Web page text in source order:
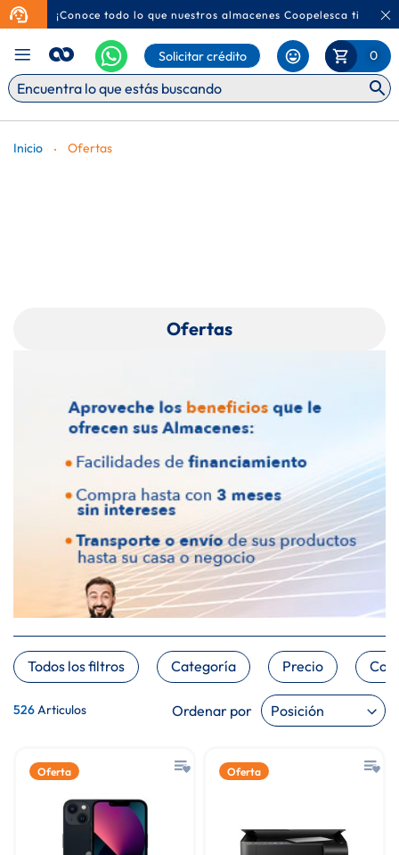
¡Conoce todo lo que nuestros almacenes Coopelesca tienen
Mi
0
Solicitar crédito
Inicio Ofertas
Ofertas
Todos los filtros Categoría Precio
526Articulos Ordenar por
Oferta Oferta